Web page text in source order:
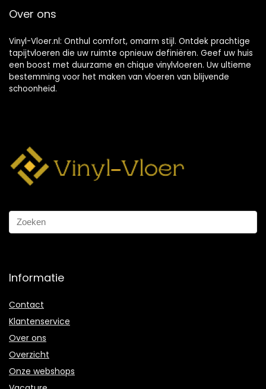
Over ons
Vinyl-Vloer.nl: Onthul comfort, omarm stijl. Ontdek prachtige
tapijtvloeren die uw ruimte opnieuw definiëren. Geef uw huis
een boost met duurzame en chique vinylvloeren. Uw ultieme
bestemming voor het maken van vloeren van blijvende
schoonheid.
Informatie
Contact
Klantenservice
Over ons
Overzicht
Onze webshops